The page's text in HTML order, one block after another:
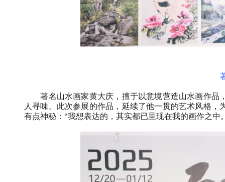
著名山水画家黄大庆，擅于以意境营造山水画作
人寻味。此次参展的作品，延续了他一贯的艺术风格
有点神秘：“我想表达的，其实都已呈现在我的画作之中